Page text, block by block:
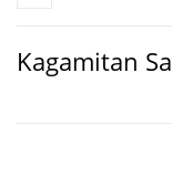
Kagamitan